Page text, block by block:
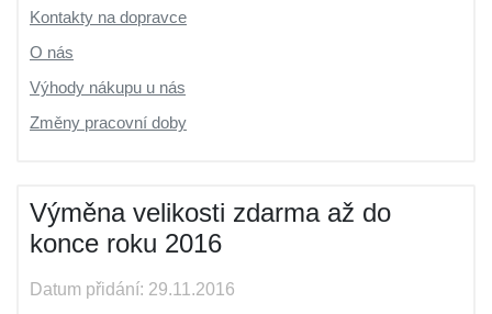
Kontakty na dopravce
O nás
Výhody nákupu u nás
Změny pracovní doby
Výměna velikosti zdarma až do
konce roku 2016
Datum přidání: 29.11.2016